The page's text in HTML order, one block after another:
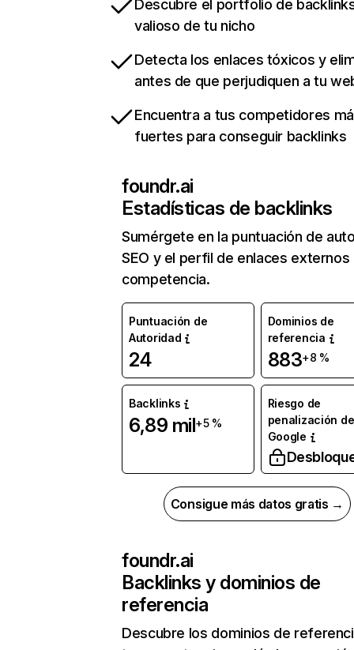
Descubre el portfolio de
valioso de tu nicho
Detecta los enlaces tóxicos y
antes de que perjudiquen a tu
Encuentra a tus competidores
fuertes para conseguir backlinks
foundr.ai
Estadísticas de backlinks
Sumérgete en la puntuación de
SEO y el perfil de enlaces externos
competencia.
Puntuación de
Autoridad
24
Dominios de
referencia
883+8 %
Backlinks
6,89 mil+5 %
Riesgo de
penalización de
Google
Consigue más datos gratis →
foundr.ai
Backlinks y dominios de
referencia
Descubre los dominios de